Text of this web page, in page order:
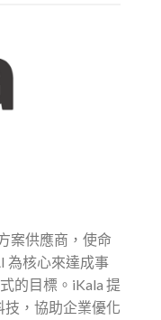
案供應商，使命
為核心來達成事
的目標。iKala 提
技，協助企業優化